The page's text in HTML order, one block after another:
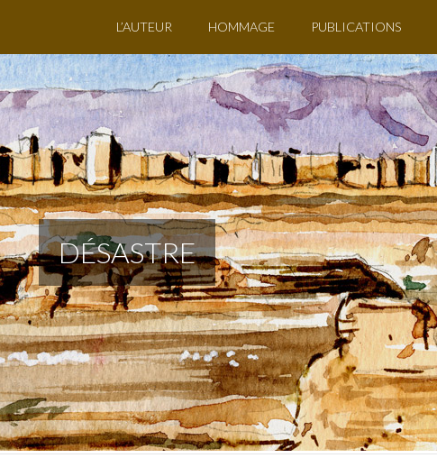
L’AUTEUR HOMMAGE PUBLICATIONS
DÉSASTRE